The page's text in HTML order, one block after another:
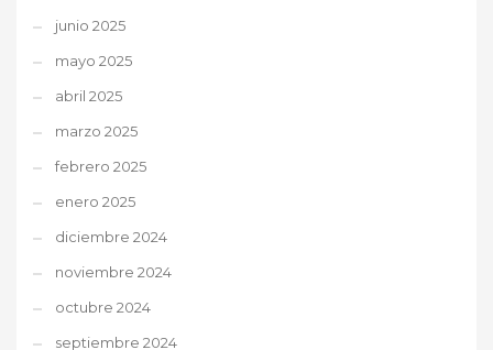
junio 2025
mayo 2025
abril 2025
marzo 2025
febrero 2025
enero 2025
diciembre 2024
noviembre 2024
octubre 2024
septiembre 2024